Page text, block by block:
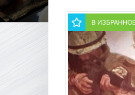
В ИЗБРАННОЕ